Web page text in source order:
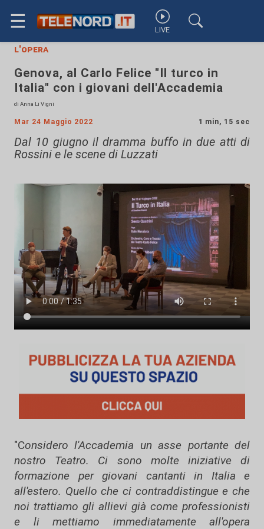
☰ LIVE
l'opera
Genova, al Carlo Felice "Il turco in
Italia" con i giovani dell'Accademia
di Anna Li Vigni
Mar 24 Maggio 2022 1 min, 15 sec
Dal 10 giugno il dramma buffo in due atti di
Rossini e le scene di Luzzati
"Considero l'Accademia un asse portante del
nostro Teatro. Ci sono molte iniziative di
formazione per giovani cantanti in Italia e
all'estero. Quello che ci contraddistingue e che
noi trattiamo gli allievi già come professionisti
e li mettiamo immediatamente all'opera